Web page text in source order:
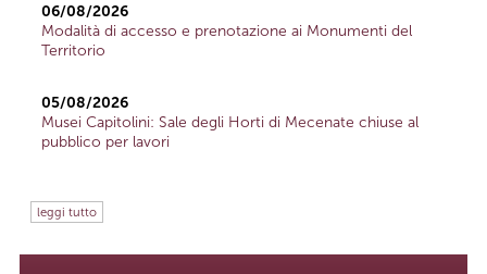
06/08/2026
Modalità di accesso e prenotazione ai Monumenti del
Territorio
05/08/2026
Musei Capitolini: Sale degli Horti di Mecenate chiuse al
pubblico per lavori
leggi tutto